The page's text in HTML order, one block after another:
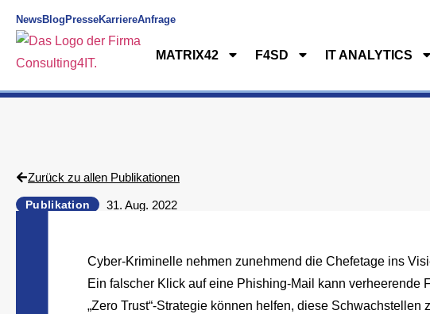
NewsBlog PresseKarriereAnfrage
MATRIX42 F4SD IT ANALYTICS
Zurück zu allen Publikationen
Publikation 31. Aug. 2022
Cyber-Kriminelle nehmen zunehmend die Chefetage ins
Ein falscher Klick auf eine Phishing-Mail kann
„Zero Trust“-Strategie können helfen, diese